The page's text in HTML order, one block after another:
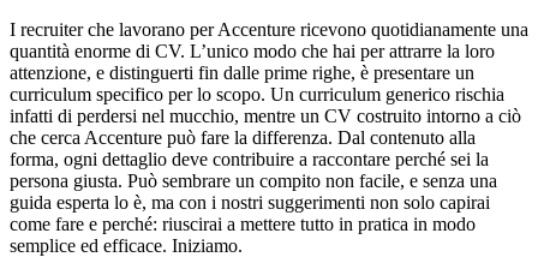
I recruiter che lavorano per Accenture ricevono quotidianamente una
quantità enorme di CV. L’unico modo che hai per attrarre la loro
attenzione, e distinguerti fin dalle prime righe, è presentare un
curriculum specifico per lo scopo. Un curriculum generico rischia
infatti di perdersi nel mucchio, mentre un CV costruito intorno a ciò
che cerca Accenture può fare la differenza. Dal contenuto alla
forma, ogni dettaglio deve contribuire a raccontare perché sei la
persona giusta. Può sembrare un compito non facile, e senza una
guida esperta lo è, ma con i nostri suggerimenti non solo capirai
come fare e perché: riuscirai a mettere tutto in pratica in modo
semplice ed efficace. Iniziamo.